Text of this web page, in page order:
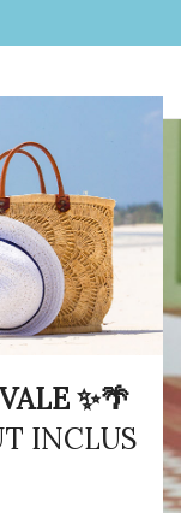
✨🌴
INCLUS